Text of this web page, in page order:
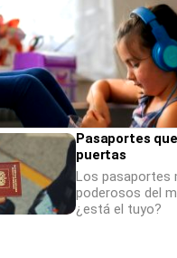
Pasaportes
puertas
Los pasaportes
poderosos del
¿está el tuyo?